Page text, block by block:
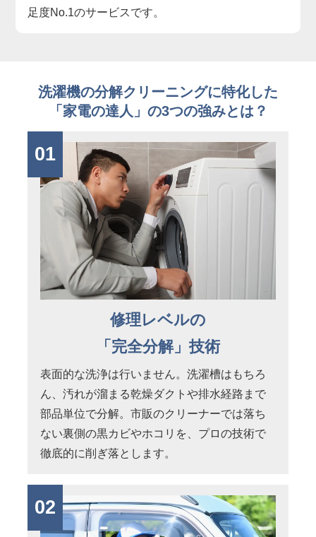
足度No.1のサービスです。
洗濯機の分解クリーニングに特化した
「家電の達人」の3つの強みとは？
01
修理レベルの
「完全分解」技術
表面的な洗浄は行いません。洗濯槽はもちろ
ん、汚れが溜まる乾燥ダクトや排水経路まで
部品単位で分解。市販のクリーナーでは落ち
ない裏側の黒カビやホコリを、プロの技術で
徹底的に削ぎ落とします。
02